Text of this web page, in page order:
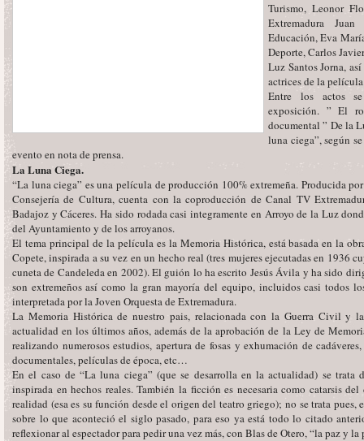
Turismo, Leonor
Extremadura
Educación, Eva
Deporte, Carlos
Luz Santos Jorna,
actrices de la
Entre los actos
exposición. ” El
documental ” De la
luna ciega”, según
evento en nota de prensa.
La Luna Ciega.
“La luna ciega” es una película de producción 100% extremeña. Producida
Consejería de Cultura, cuenta con la coproducción de Canal TV
Badajoz y Cáceres. Ha sido rodada casi integramente en Arroyo de la Luz
del Ayuntamiento y de los arroyanos.
El tema principal de la película es la Memoria Histórica, está basada en la
Copete, inspirada a su vez en un hecho real (tres mujeres ejecutadas en 1936
cuneta de Candeleda en 2002). El guión lo ha escrito Jesús Ávila y ha sido
son extremeños así como la gran mayoría del equipo, incluidos casi todos
interpretada por la Joven Orquesta de Extremadura.
La Memoria Histórica de nuestro pais, relacionada con la Guerra Civil y
actualidad en los últimos años, además de la aprobación de la Ley de
realizando numerosos estudios, apertura de fosas y exhumación de
documentales, películas de época, etc…
En el caso de “La luna ciega” (que se desarrolla en la actualidad) se trata
inspirada en hechos reales. También la ficción es necesaria como catarsis
realidad (esa es su función desde el origen del teatro griego); no se trata
sobre lo que aconteció el siglo pasado, para eso ya está todo lo citado
reflexionar al espectador para pedir una vez más, con Blas de Otero, “la paz y la